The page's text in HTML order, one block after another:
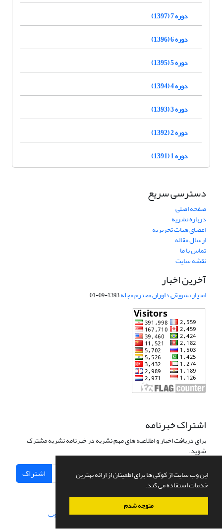
این وب سایت از کوکی ها برای اطمینان از ارائه بهترین
خدمات استفاده می کند.
متوجه شدم
دوره 7 (1397)
دوره 6 (1396)
دوره 5 (1395)
دوره 4 (1394)
دوره 3 (1393)
دوره 2 (1392)
دوره 1 (1391)
دسترسی سریع
صفحه اصلی
درباره نشریه
اعضای هیات تحریریه
ارسال مقاله
تماس با ما
نقشه سایت
آخرین اخبار
امتیاز تشویقی داوران محترم مجله1393-09-01
اشتراک خبرنامه
برای دریافت اخبار و اطلاعیه های مهم نشریه در خبرنامه نشریه مشترک
شوید.
اشتراک
سامانه مدیریت نشریات علمی.طراحی و پیاده سازی از سیناوب